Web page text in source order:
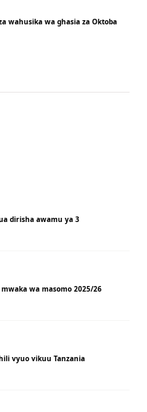
wahusika wa ghasia za Oktoba
dirisha awamu ya 3
wa masomo 2025/26
vyuo vikuu Tanzania